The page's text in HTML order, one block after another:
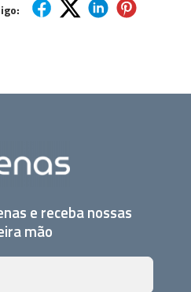
e receba nossas
mão